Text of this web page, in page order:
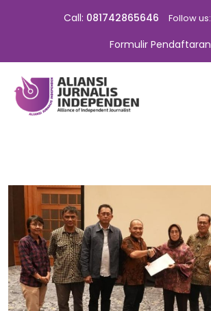
Call: 081742865646 Follow us:
Formulir Pendaftaran